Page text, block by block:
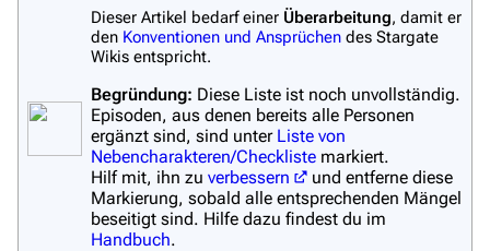
Dieser Artikel bedarf einer Überarbeitung, damit er
den Konventionen und Ansprüchen des Stargate
Wikis entspricht.
Begründung: Diese Liste ist noch unvollständig.
Episoden, aus denen bereits alle Personen
ergänzt sind, sind unter Liste von
Nebencharakteren/Checkliste markiert.
Hilf mit, ihn zu verbessern
und entferne diese
Markierung, sobald alle entsprechenden Mängel
beseitigt sind. Hilfe dazu findest du im
Handbuch.